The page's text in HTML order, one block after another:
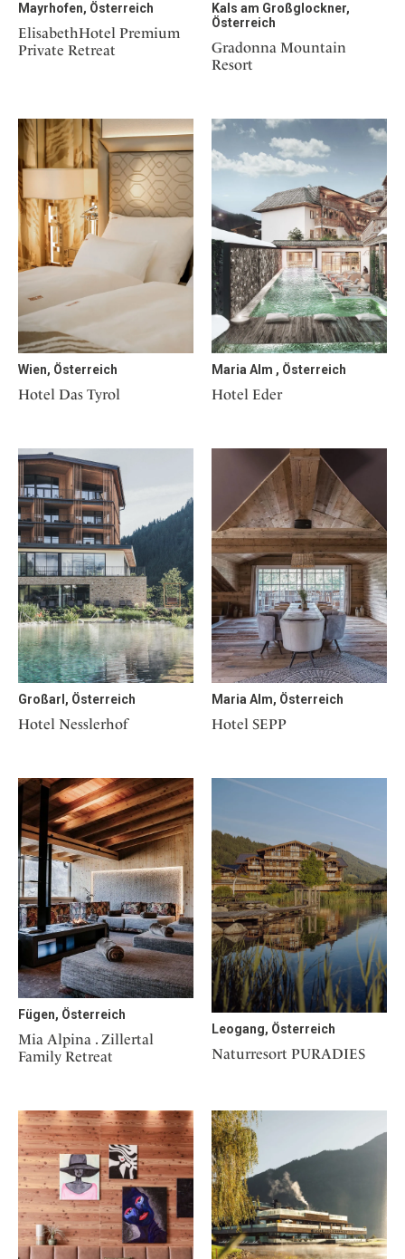
Mayrhofen, Österreich
ElisabethHotel Premium
Private Retreat
Kals am Großglockner,
Österreich
Gradonna Mountain
Resort
Wien, Österreich
Hotel Das Tyrol
Maria Alm , Österreich
Hotel Eder
Großarl, Österreich
Hotel Nesslerhof
Maria Alm, Österreich
Hotel SEPP
Fügen, Österreich
Mia Alpina . Zillertal
Family Retreat
Leogang, Österreich
Naturresort PURADIES